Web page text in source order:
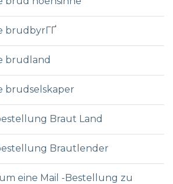
brudbyrГҐ
brudland
brudselskaper
Braut Land
Brautlender
eine Mail -Bestellung zu